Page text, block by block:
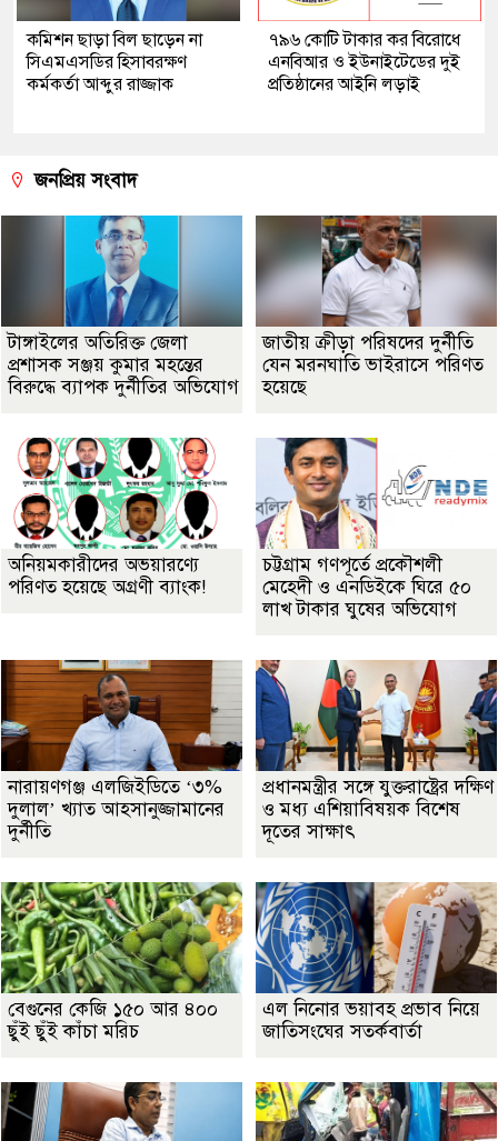
কমিশন ছাড়া বিল ছাড়েন না
সিএমএসডির হিসাবরক্ষণ
কর্মকর্তা আব্দুর রাজ্জাক
৭৯৬ কোটি টাকার কর বিরোধে
এনবিআর ও ইউনাইটেডের দুই
প্রতিষ্ঠানের আইনি লড়াই
জনপ্রিয় সংবাদ
টাঙ্গাইলের অতিরিক্ত জেলা
প্রশাসক সঞ্জয় কুমার মহন্তের
বিরুদ্ধে ব্যাপক দুর্নীতির অভিযোগ
জাতীয় ক্রীড়া পরিষদের দুর্নীতি
যেন মরনঘাতি ভাইরাসে পরিণত
হয়েছে
অনিয়মকারীদের অভয়ারণ্যে
পরিণত হয়েছে অগ্রণী ব্যাংক!
চট্টগ্রাম গণপূর্তে প্রকৌশলী
মেহেদী ও এনডিইকে ঘিরে ৫০
লাখ টাকার ঘুষের অভিযোগ
নারায়ণগঞ্জ এলজিইডিতে ‘৩%
দুলাল’ খ্যাত আহসানুজ্জামানের
দুর্নীতি
প্রধানমন্ত্রীর সঙ্গে যুক্তরাষ্ট্রের দক্ষিণ
ও মধ্য এশিয়াবিষয়ক বিশেষ
দূতের সাক্ষাৎ
বেগুনের কেজি ১৫০ আর ৪০০
ছুঁই ছুঁই কাঁচা মরিচ
এল নিনোর ভয়াবহ প্রভাব নিয়ে
জাতিসংঘের সতর্কবার্তা